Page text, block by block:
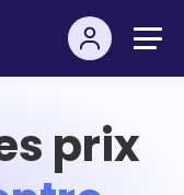
prix